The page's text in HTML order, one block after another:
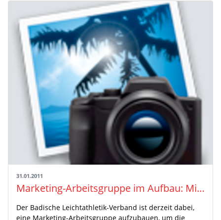
31.01.2011
Marketing-Arbeitsgruppe im Aufbau: Mitarbeiter gesucht!
Der Badische Leichtathletik-Verband ist derzeit dabei,
eine Marketing-Arbeitsgruppe aufzubauen, um die